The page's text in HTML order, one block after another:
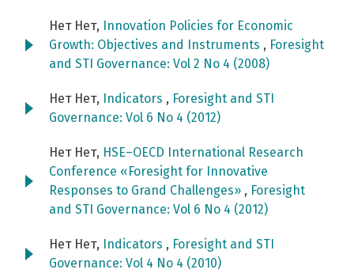
Нет Нет,
Innovation Policies for Economic
Growth: Objectives and Instruments , Foresight
and STI Governance: Vol 2 No 4 (2008)
Нет Нет, Indicators , Foresight and STI
Governance: Vol 6 No 4 (2012)
Нет Нет, HSE–OECD International Research
Conference «Foresight for Innovative
Responses to Grand Challenges» , Foresight
and STI Governance: Vol 6 No 4 (2012)
Нет Нет, Indicators , Foresight and STI
Governance: Vol 4 No 4 (2010)